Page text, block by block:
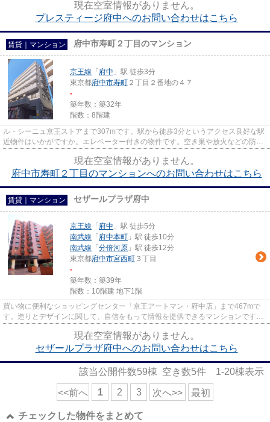
現在空室情報がありません。
プレスティージ府中へのお問い合わせはこちら
賃貸｜マンション 府中市寿町２丁目のマンション
京王線 「 府中 」駅 徒歩3分
東京都府中市寿町 ２丁目２番地の４７
-
築年数：築32年
階数：8階建
ル・シーニュ京王ストアまで307mです。駅から徒歩3分というアクセス良好な駅
近物件はいかがですか。エレベーター付きの物件です。空き巣や放火などの防犯
現在空室情報がありません。
府中市寿町２丁目のマンションへのお問い合わせはこちら
賃貸｜マンション セザールプラザ府中
京王線 「 府中 」駅 徒歩5分
南武線 「 府中本町 」駅 徒歩10分
南武線 「 分倍河原 」駅 徒歩12分
東京都府中市宮西町 ３丁目
-
築年数：築39年
階数：10階建 地下1階
買い物に便利なショッピングセンター「京王アートマン・府中店」まで467mで
す。造りとデザインに関して、自信をもって情報を提供できるマンションです。
現在空室情報がありません。
セザールプラザ府中へのお問い合わせはこちら
該当公開件数59棟 空き数5件 1-20棟表示
<<前へ 1 2 3 次へ>> 最初
チェックした物件をまとめて